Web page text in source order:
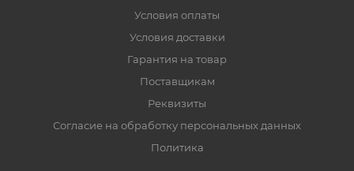
Условия оплаты
Условия доставки
Гарантия на товар
Поставщикам
Реквизиты
Согласие на обработку персональных данных
Политика